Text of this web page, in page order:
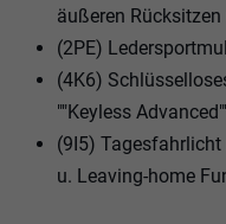
äußeren
(2PE)
(4K6)
""Keyless
(9I5)
u. Leaving-home